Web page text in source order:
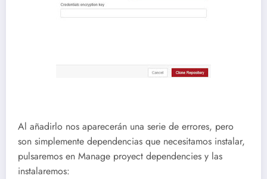
Al añadirlo nos aparecerán una serie de errores, pero
son simplemente dependencias que necesitamos instalar,
pulsaremos en Manage proyect dependencies y las
instalaremos: